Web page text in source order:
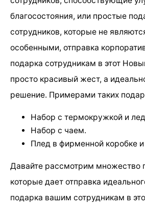
благосостояния, или простые
сотрудников, которые не
особенными, отправка
подарка сотрудникам в этот
просто красивый жест, а
решение. Примерами таких
Набор с термокружкой и
Набор с чаем.
Плед в фирменной коробке и
Давайте рассмотрим множество
которые дает отправка
подарка вашим сотрудникам в